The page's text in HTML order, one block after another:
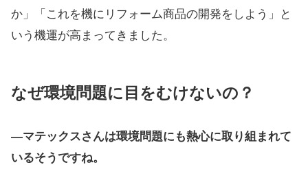
か」「これを機にリフォーム商品の開発をしよう」と
いう機運が高まってきました。
なぜ環境問題に目をむけないの？
―マテックスさんは環境問題にも熱心に取り組まれて
いるそうですね。